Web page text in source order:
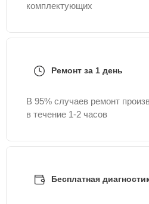
комплектующих
Ремонт за 1 день
В 95% случаев ремонт
в течение 1-2 часов
Бесплатная